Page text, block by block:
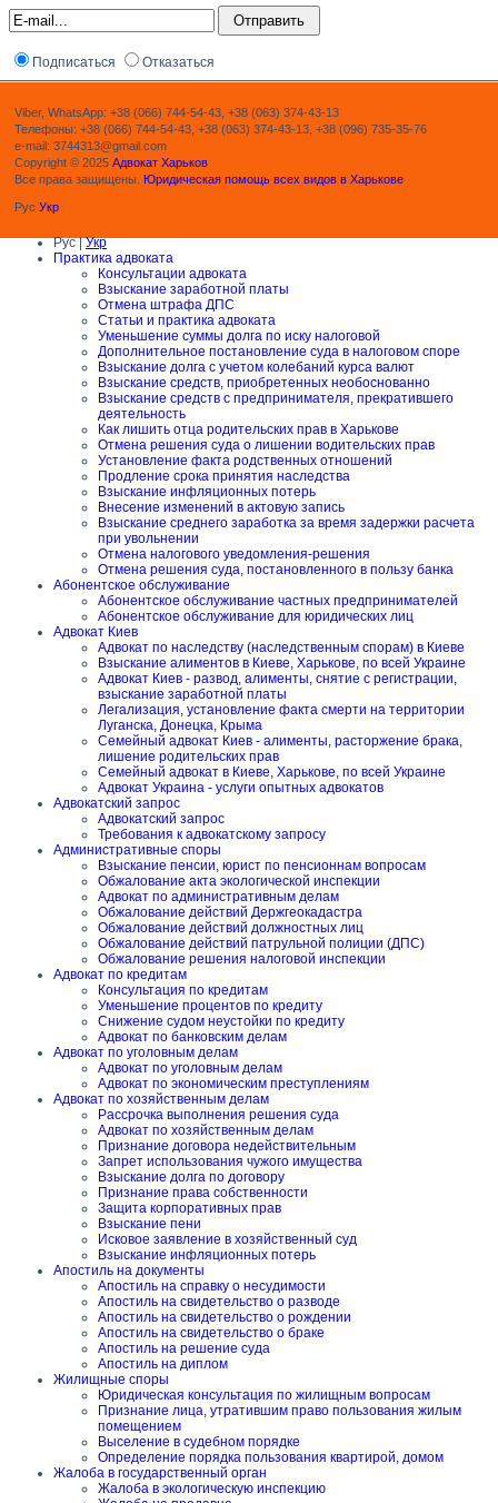
Подписаться Отказаться
Viber, WhatsApp: +38 (066) 744-54-43, +38 (063) 374-43-13
Телефоны: +38 (066) 744-54-43, +38 (063) 374-43-13, +38 (096) 735-35-76
e-mail: 3744313@gmail.com
Copyright © 2025 Адвокат Харьков
Все права защищены. Юридическая помощь всех видов в Харькове
Рус Укр
Рус |Укр
Практика адвоката
Консультации адвоката
Взыскание заработной платы
Отмена штрафа ДПС
Статьи и практика адвоката
Уменьшение суммы долга по иску налоговой
Дополнительное постановление суда в налоговом споре
Взыскание долга с учетом колебаний курса валют
Взыскание средств, приобретенных необоснованно
Взыскание средств с предпринимателя, прекратившего
деятельность
Как лишить отца родительских прав в Харькове
Отмена решения суда о лишении водительских прав
Установление факта родственных отношений
Продление срока принятия наследства
Взыскание инфляционных потерь
Внесение изменений в актовую запись
Взыскание среднего заработка за время задержки расчета
при увольнении
Отмена налогового уведомления-решения
Отмена решения суда, постановленного в пользу банка
Абонентское обслуживание
Абонентское обслуживание частных предпринимателей
Абонентское обслуживание для юридических лиц
Адвокат Киев
Адвокат по наследству (наследственным спорам) в Киеве
Взыскание алиментов в Киеве, Харькове, по всей Украине
Адвокат Киев - развод, алименты, снятие с регистрации,
взыскание заработной платы
Легализация, установление факта смерти на территории
Луганска, Донецка, Крыма
Семейный адвокат Киев - алименты, расторжение брака,
лишение родительских прав
Семейный адвокат в Киеве, Харькове, по всей Украине
Адвокат Украина - услуги опытных адвокатов
Адвокатский запрос
Адвокатский запрос
Требования к адвокатскому запросу
Административные споры
Взыскание пенсии, юрист по пенсионнам вопросам
Обжалование акта экологической инспекции
Адвокат по административным делам
Обжалование действий Держгеокадастра
Обжалование действий должностных лиц
Обжалование действий патрульной полиции (ДПС)
Обжалование решения налоговой инспекции
Адвокат по кредитам
Консультация по кредитам
Уменьшение процентов по кредиту
Снижение судом неустойки по кредиту
Адвокат по банковским делам
Адвокат по уголовным делам
Адвокат по уголовным делам
Адвокат по экономическим преступлениям
Адвокат по хозяйственным делам
Рассрочка выполнения решения суда
Адвокат по хозяйственным делам
Признание договора недействительным
Запрет использования чужого имущества
Взыскание долга по договору
Признание права собственности
Защита корпоративных прав
Взыскание пени
Исковое заявление в хозяйственный суд
Взыскание инфляционных потерь
Апостиль на документы
Апостиль на справку о несудимости
Апостиль на свидетельство о разводе
Апостиль на свидетельство о рождении
Апостиль на свидетельство о браке
Апостиль на решение суда
Апостиль на диплом
Жилищные споры
Юридическая консультация по жилищным вопросам
Признание лица, утратившим право пользования жилым
помещением
Выселение в судебном порядке
Определение порядка пользования квартирой, домом
Жалоба в государственный орган
Жалоба в экологическую инспекцию